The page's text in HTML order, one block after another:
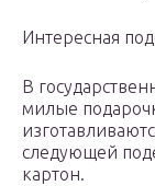
Интересная
В
милые
следующей
картон.